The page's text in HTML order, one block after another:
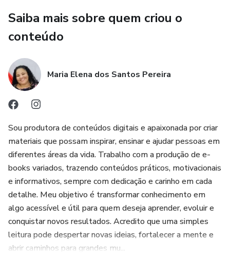
Saiba mais sobre quem criou o
conteúdo
Maria Elena dos Santos Pereira
Sou produtora de conteúdos digitais e apaixonada por criar
materiais que possam inspirar, ensinar e ajudar pessoas em
diferentes áreas da vida. Trabalho com a produção de e-
books variados, trazendo conteúdos práticos, motivacionais
e informativos, sempre com dedicação e carinho em cada
detalhe. Meu objetivo é transformar conhecimento em
algo acessível e útil para quem deseja aprender, evoluir e
conquistar novos resultados. Acredito que uma simples
leitura pode despertar novas ideias, fortalecer a mente e
abrir caminhos para grandes mu...